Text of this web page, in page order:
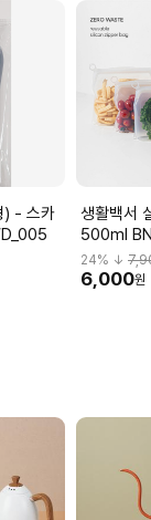
) - 스카
생활백서
500ml
24% ↓
6,000원